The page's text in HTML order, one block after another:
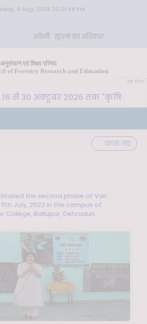
6 Aug, 2026 22:21:49 PM
अंग्रेज़ी सूचना का अधिकार
एवं शिक्षा परिषद
of Forestry Research and Education
वेब ईमेल
30 अक्टूबर 2026 तक "कृषि-
वापस जाएं
the second phase of Van
July, 2022 in the campus of
College, Ballupur, Dehradun